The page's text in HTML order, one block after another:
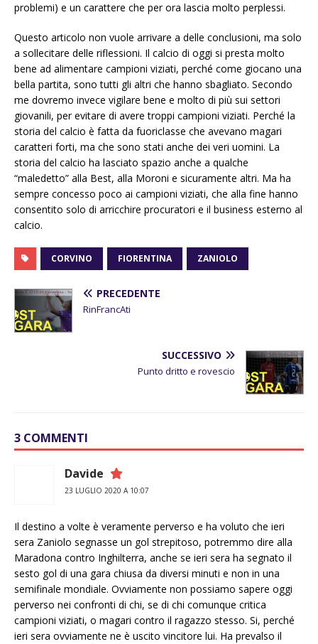
problemi) e un carattere che per ora lascia molto perplessi.
Questo articolo non vuole arrivare a delle conclusioni, ma solo
a sollecitare delle riflessioni. Il calcio di oggi si presta molto
bene ad alimentare campioni viziati, perché come giocano una
bella partita, sono tutti gli altri che hanno sbagliato. Secondo
me dovremo invece vigilare bene e molto di più sui settori
giovanili, per evitare di avere troppi campioni viziati. Perché la
storia del calcio è fatta da fuoriclasse che avevano magari
caratteri forti, ma che sono stati anche dei veri uomini. La
storia del calcio ha lasciato spazio anche a qualche
“maledetto” alla Best, alla Moroni e sicuramente altri. Ma ha
sempre concesso poco ai campioni viziati, che alla fine hanno
consentito solo di arricchire procuratori e il business esterno al
calcio.
CORVINO FIORENTINA ZANIOLO
PRECEDENTE
RinFrancAti
SUCCESSIVO
Punto dritto e rovescio
3 COMMENTI
Davide
23 LUGLIO 2020 A 10:07
Il destino a volte è veramente perverso e ha voluto che ieri
sera Zaniolo segnasse un gol strepitoso, potremmo dire alla
Maradona contro Inghilterra, anche se ieri sera ha segnato il
sesto gol di una gara chiusa da diversi minuti e non in una
semifinale mondiale. Ovviamente non possiamo sapere oggi
perverso nei confronti di chi, se di chi comunque critica
campioni viziati, o magari contro il ragazzo stesso. Si, perché
ieri sera ovviamente ne è uscito vincitore lui. Ha prevalso il